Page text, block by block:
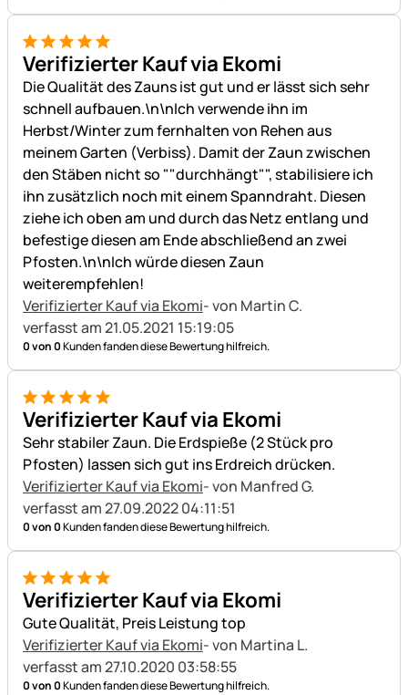
5 von 5
Verifizierter Kauf via Ekomi
Die Qualität des Zauns ist gut und er lässt sich sehr
schnell aufbauen.\n\nIch verwende ihn im
Herbst/Winter zum fernhalten von Rehen aus
meinem Garten (Verbiss). Damit der Zaun zwischen
den Stäben nicht so ""durchhängt"", stabilisiere ich
ihn zusätzlich noch mit einem Spanndraht. Diesen
ziehe ich oben am und durch das Netz entlang und
befestige diesen am Ende abschließend an zwei
Pfosten.\n\nIch würde diesen Zaun
weiterempfehlen!
Verifizierter Kauf via Ekomi- von Martin C.
verfasst am 21.05.2021 15:19:05
0 von 0Kunden fanden diese Bewertung hilfreich.
5 von 5
Verifizierter Kauf via Ekomi
Sehr stabiler Zaun. Die Erdspieße (2 Stück pro
Pfosten) lassen sich gut ins Erdreich drücken.
Verifizierter Kauf via Ekomi- von Manfred G.
verfasst am 27.09.2022 04:11:51
0 von 0Kunden fanden diese Bewertung hilfreich.
5 von 5
Verifizierter Kauf via Ekomi
Gute Qualität, Preis Leistung top
Verifizierter Kauf via Ekomi- von Martina L.
verfasst am 27.10.2020 03:58:55
0 von 0Kunden fanden diese Bewertung hilfreich.